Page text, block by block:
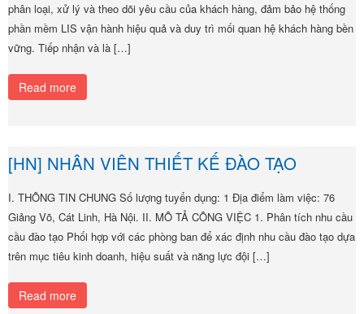
phân loại, xử lý và theo dõi yêu cầu của khách hàng, đảm bảo hệ thống
phần mềm LIS vận hành hiệu quả và duy trì mối quan hệ khách hàng bền
vững. Tiếp nhận và là […]
Read more
[HN] NHÂN VIÊN THIẾT KẾ ĐÀO TẠO
I. THÔNG TIN CHUNG Số lượng tuyển dụng: 1 Địa điểm làm việc: 76
Giảng Võ, Cát Linh, Hà Nội. II. MÔ TẢ CÔNG VIỆC 1. Phân tích nhu cầu
cầu đào tạo Phối hợp với các phòng ban để xác định nhu cầu đào tạo dựa
trên mục tiêu kinh doanh, hiệu suất và năng lực đội […]
Read more